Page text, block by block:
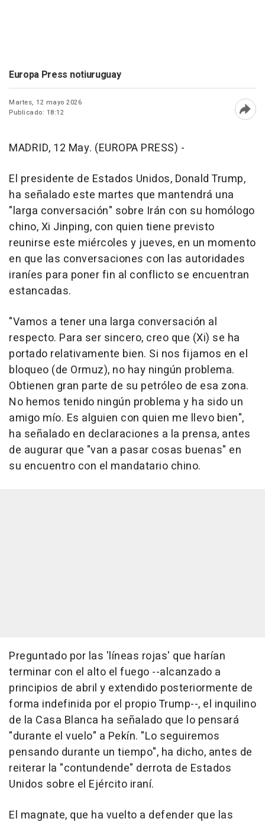
Europa Press notiuruguay
Martes, 12 mayo 2026
Publicado: 18:12
MADRID, 12 May. (EUROPA PRESS) -
El presidente de Estados Unidos, Donald Trump,
ha señalado este martes que mantendrá una
"larga conversación" sobre Irán con su homólogo
chino, Xi Jinping, con quien tiene previsto
reunirse este miércoles y jueves, en un momento
en que las conversaciones con las autoridades
iraníes para poner fin al conflicto se encuentran
estancadas.
"Vamos a tener una larga conversación al
respecto. Para ser sincero, creo que (Xi) se ha
portado relativamente bien. Si nos fijamos en el
bloqueo (de Ormuz), no hay ningún problema.
Obtienen gran parte de su petróleo de esa zona.
No hemos tenido ningún problema y ha sido un
amigo mío. Es alguien con quien me llevo bien",
ha señalado en declaraciones a la prensa, antes
de augurar que "van a pasar cosas buenas" en
su encuentro con el mandatario chino.
Preguntado por las 'líneas rojas' que harían
terminar con el alto el fuego --alcanzado a
principios de abril y extendido posteriormente de
forma indefinida por el propio Trump--, el inquilino
de la Casa Blanca ha señalado que lo pensará
"durante el vuelo" a Pekín. "Lo seguiremos
pensando durante un tiempo", ha dicho, antes de
reiterar la "contundende" derrota de Estados
Unidos sobre el Ejército iraní.
El magnate, que ha vuelto a defender que las